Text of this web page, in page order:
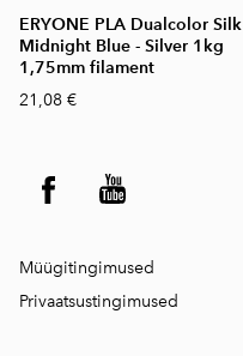
ERYONE PLA Dualcolor Silk
Midnight Blue - Silver 1kg
1,75mm filament
21,08 €
Müügitingimused
Privaatsustingimused